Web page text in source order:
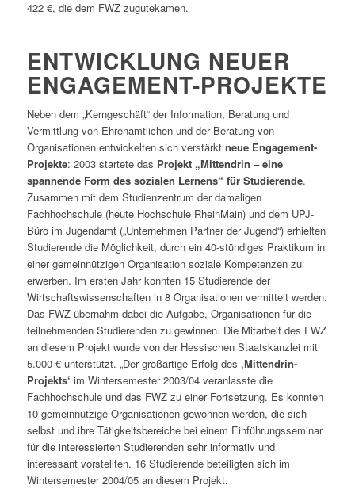
422 €, die dem FWZ zugutekamen.
ENTWICKLUNG NEUER
ENGAGEMENT-PROJEKTE
Neben dem „Kerngeschäft“ der Information, Beratung und
Vermittlung von Ehrenamtlichen und der Beratung von
Organisationen entwickelten sich verstärkt neue Engagement-
Projekte: 2003 startete das Projekt „Mittendrin – eine
spannende Form des sozialen Lernens“ für Studierende.
Zusammen mit dem Studienzentrum der damaligen
Fachhochschule (heute Hochschule RheinMain) und dem UPJ-
Büro im Jugendamt („Unternehmen Partner der Jugend“) erhielten
Studierende die Möglichkeit, durch ein 40-stündiges Praktikum in
einer gemeinnützigen Organisation soziale Kompetenzen zu
erwerben. Im ersten Jahr konnten 15 Studierende der
Wirtschaftswissenschaften in 8 Organisationen vermittelt werden.
Das FWZ übernahm dabei die Aufgabe, Organisationen für die
teilnehmenden Studierenden zu gewinnen. Die Mitarbeit des FWZ
an diesem Projekt wurde von der Hessischen Staatskanzlei mit
5.000 € unterstützt. „Der großartige Erfolg des ‚Mittendrin-
Projekts‘ im Wintersemester 2003/04 veranlasste die
Fachhochschule und das FWZ zu einer Fortsetzung. Es konnten
10 gemeinnützige Organisationen gewonnen werden, die sich
selbst und ihre Tätigkeitsbereiche bei einem Einführungsseminar
für die interessierten Studierenden sehr informativ und
interessant vorstellten. 16 Studierende beteiligten sich im
Wintersemester 2004/05 an diesem Projekt.